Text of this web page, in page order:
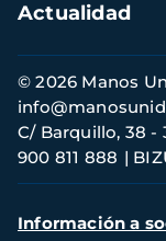
Actualidad
Información
de
contacto
© 2026 Manos
C/ Barquillo, 38 -
900 811 888
Menú
Información a